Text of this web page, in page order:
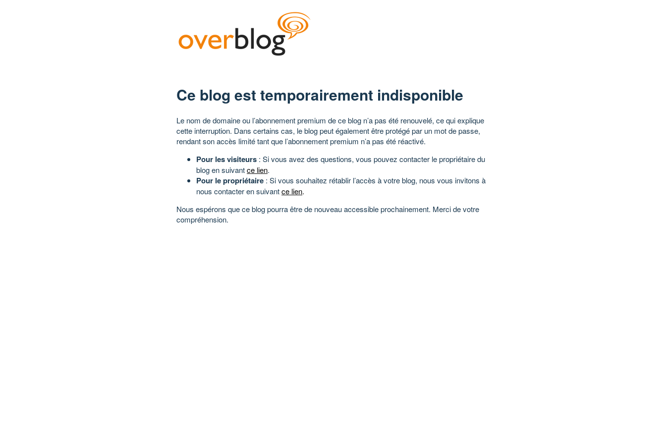
Ce blog est temporairement indisponible
Le nom de domaine ou l’abonnement premium de ce blog n’a pas été renouvelé, ce qui explique
cette interruption. Dans certains cas, le blog peut également être protégé par un mot de passe,
rendant son accès limité tant que l’abonnement premium n’a pas été réactivé.
Pour les visiteurs : Si vous avez des questions, vous pouvez contacter le propriétaire du
blog en suivantce lien.
Pour le propriétaire : Si vous souhaitez rétablir l’accès à votre blog, nous vous invitons à
nous contacter en suivantce lien.
Nous espérons que ce blog pourra être de nouveau accessible prochainement. Merci de votre
compréhension.